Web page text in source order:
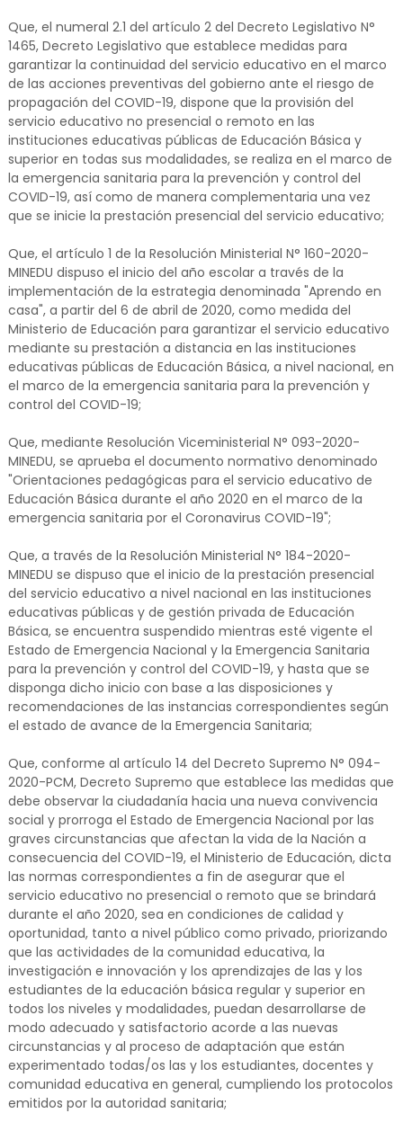
Que, el numeral 2.1 del artículo 2 del Decreto Legislativo N°
1465, Decreto Legislativo que establece medidas para
garantizar la continuidad del servicio educativo en el marco
de las acciones preventivas del gobierno ante el riesgo de
propagación del COVID-19, dispone que la provisión del
servicio educativo no presencial o remoto en las
instituciones educativas públicas de Educación Básica y
superior en todas sus modalidades, se realiza en el marco de
la emergencia sanitaria para la prevención y control del
COVID-19, así como de manera complementaria una vez
que se inicie la prestación presencial del servicio educativo;
Que, el artículo 1 de la Resolución Ministerial N° 160-2020-
MINEDU dispuso el inicio del año escolar a través de la
implementación de la estrategia denominada "Aprendo en
casa", a partir del 6 de abril de 2020, como medida del
Ministerio de Educación para garantizar el servicio educativo
mediante su prestación a distancia en las instituciones
educativas públicas de Educación Básica, a nivel nacional, en
el marco de la emergencia sanitaria para la prevención y
control del COVID-19;
Que, mediante Resolución Viceministerial N° 093-2020-
MINEDU, se aprueba el documento normativo denominado
"Orientaciones pedagógicas para el servicio educativo de
Educación Básica durante el año 2020 en el marco de la
emergencia sanitaria por el Coronavirus COVID-19";
Que, a través de la Resolución Ministerial N° 184-2020-
MINEDU se dispuso que el inicio de la prestación presencial
del servicio educativo a nivel nacional en las instituciones
educativas públicas y de gestión privada de Educación
Básica, se encuentra suspendido mientras esté vigente el
Estado de Emergencia Nacional y la Emergencia Sanitaria
para la prevención y control del COVID-19, y hasta que se
disponga dicho inicio con base a las disposiciones y
recomendaciones de las instancias correspondientes según
el estado de avance de la Emergencia Sanitaria;
Que, conforme al artículo 14 del Decreto Supremo N° 094-
2020-PCM, Decreto Supremo que establece las medidas que
debe observar la ciudadanía hacia una nueva convivencia
social y prorroga el Estado de Emergencia Nacional por las
graves circunstancias que afectan la vida de la Nación a
consecuencia del COVID-19, el Ministerio de Educación, dicta
las normas correspondientes a fin de asegurar que el
servicio educativo no presencial o remoto que se brindará
durante el año 2020, sea en condiciones de calidad y
oportunidad, tanto a nivel público como privado, priorizando
que las actividades de la comunidad educativa, la
investigación e innovación y los aprendizajes de las y los
estudiantes de la educación básica regular y superior en
todos los niveles y modalidades, puedan desarrollarse de
modo adecuado y satisfactorio acorde a las nuevas
circunstancias y al proceso de adaptación que están
experimentado todas/os las y los estudiantes, docentes y
comunidad educativa en general, cumpliendo los protocolos
emitidos por la autoridad sanitaria;